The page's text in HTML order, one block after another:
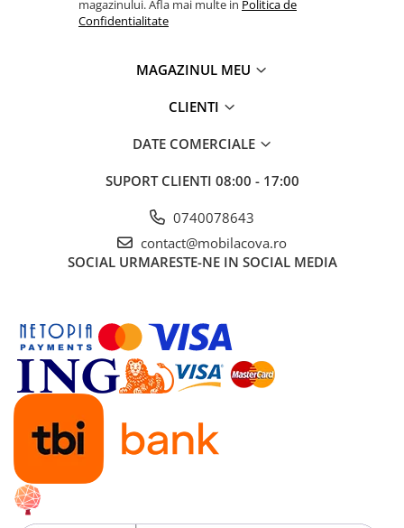
magazinului. Afla mai multe in Politica de
Confidentialitate
MAGAZINUL MEU
CLIENTI
DATE COMERCIALE
SUPORT CLIENTI 08:00 - 17:00
0740078643
contact@mobilacova.ro
SOCIAL URMARESTE-NE IN SOCIAL MEDIA